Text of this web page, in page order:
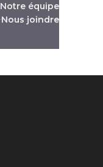
Notre équipe
Nous joindre